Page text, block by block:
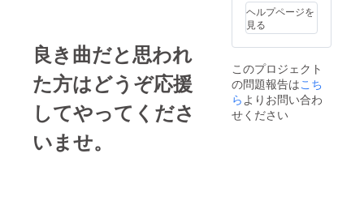
良き曲だと思われ
た方はどうぞ応援
してやってくださ
いませ。
ヘルプページを
見る
このプロジェクト
の問題報告はこち
らよりお問い合わ
せください